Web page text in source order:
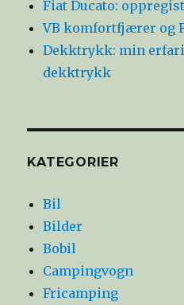
Fiat Ducato:
VB komfortfjærer og
Dekktrykk: min
dekktrykk
KATEGORIER
Bil
Bilder
Bobil
Campingvogn
Fricamping